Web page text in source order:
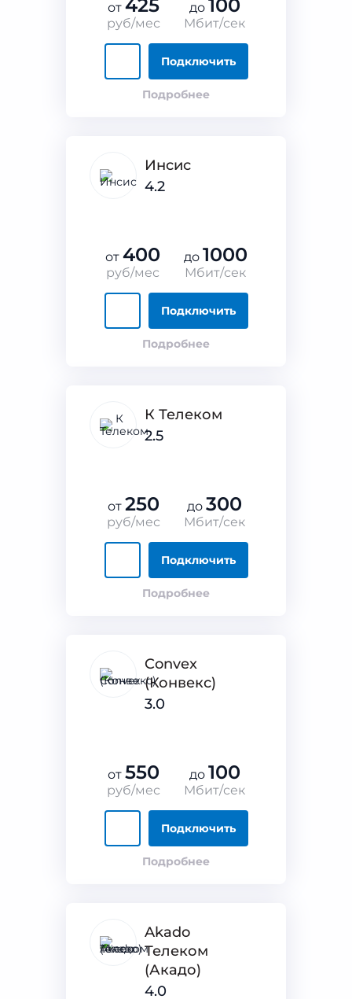
от 425
руб/мес
до 100
Мбит/сек
Подключить
Подробнее
Инсис
4.2
от 400
руб/мес
до 1000
Мбит/сек
Подключить
Подробнее
К Телеком
2.5
от 250
руб/мес
до 300
Мбит/сек
Подключить
Подробнее
Convex
(Конвекс)
3.0
от 550
руб/мес
до 100
Мбит/сек
Подключить
Подробнее
Akado
Телеком
(Акадо)
4.0